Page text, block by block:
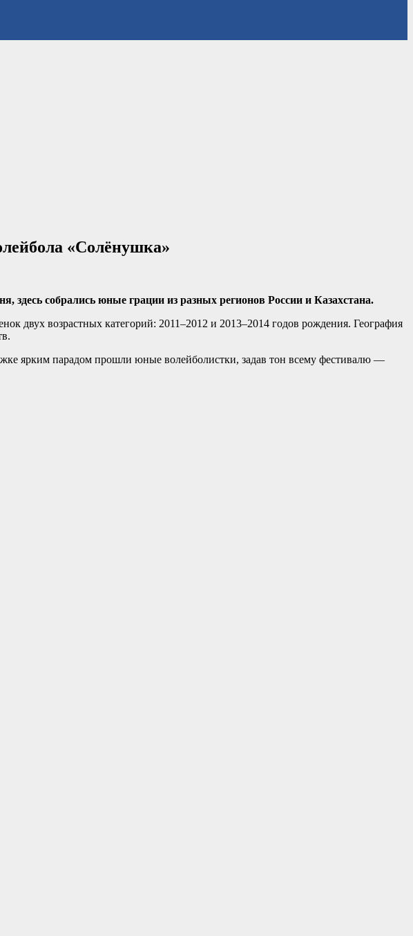
«Солёнушка»
собрались юные грации из разных регионов России и Казахстана.
двух возрастных категорий: 2011–2012 и 2013–2014 годов рождения. География
ярким парадом прошли юные волейболистки, задав тон всему фестивалю —